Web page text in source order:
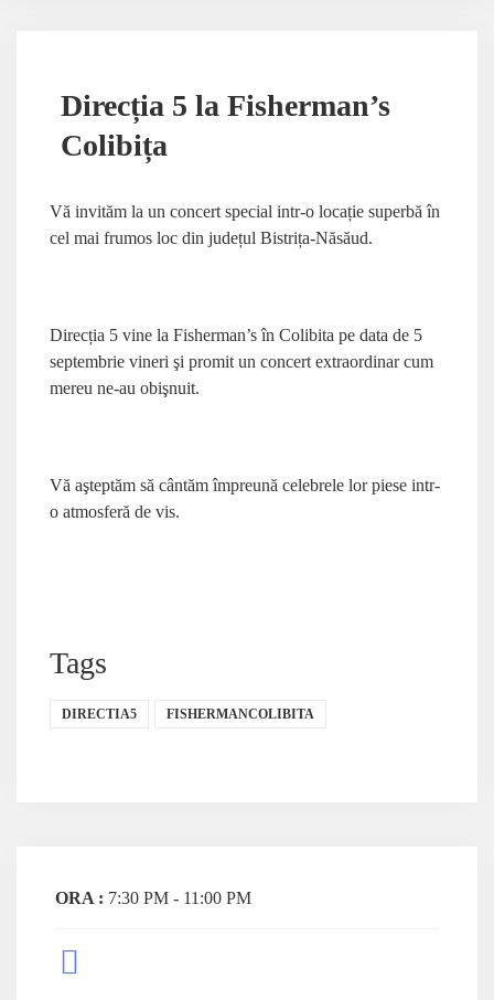
Direcția 5 la Fisherman’s
Colibița
Vă invităm la un concert special intr-o locație superbă în
cel mai frumos loc din județul Bistrița-Năsăud.
Direcția 5 vine la Fisherman’s în Colibita pe data de 5
septembrie vineri şi promit un concert extraordinar cum
mereu ne-au obişnuit.
Vă aşteptăm să cântăm împreună celebrele lor piese intr-
o atmosferă de vis.
Tags
DIRECTIA5 FISHERMANCOLIBITA
ORA : 7:30 PM - 11:00 PM